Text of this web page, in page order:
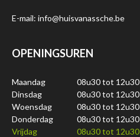
E-mail: info@huisvanassche.be
OPENINGSUREN
Maandag 08u30 tot 12u30
Dinsdag
08u30 tot 12u30
Woensdag
08u30 tot 12u30
Donderdag
08u30 tot 12u30
Vrijdag
08u30 tot 12u30